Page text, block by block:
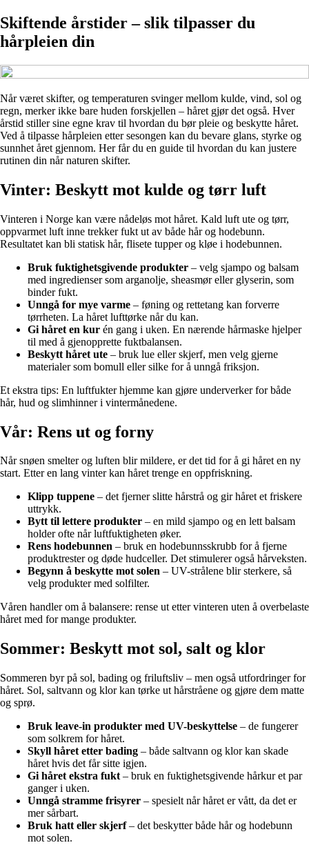
Skiftende årstider – slik tilpasser du
hårpleien din
Når været skifter, og temperaturen svinger mellom kulde, vind, sol og
regn, merker ikke bare huden forskjellen – håret gjør det også. Hver
årstid stiller sine egne krav til hvordan du bør pleie og beskytte håret.
Ved å tilpasse hårpleien etter sesongen kan du bevare glans, styrke og
sunnhet året gjennom. Her får du en guide til hvordan du kan justere
rutinen din når naturen skifter.
Vinter: Beskytt mot kulde og tørr luft
Vinteren i Norge kan være nådeløs mot håret. Kald luft ute og tørr,
oppvarmet luft inne trekker fukt ut av både hår og hodebunn.
Resultatet kan bli statisk hår, flisete tupper og kløe i hodebunnen.
Bruk fuktighetsgivende produkter – velg sjampo og balsam
med ingredienser som arganolje, sheasmør eller glyserin, som
binder fukt.
Unngå for mye varme – føning og rettetang kan forverre
tørrheten. La håret lufttørke når du kan.
Gi håret en kur én gang i uken. En nærende hårmaske hjelper
til med å gjenopprette fuktbalansen.
Beskytt håret ute – bruk lue eller skjerf, men velg gjerne
materialer som bomull eller silke for å unngå friksjon.
Et ekstra tips: En luftfukter hjemme kan gjøre underverker for både
hår, hud og slimhinner i vintermånedene.
Vår: Rens ut og forny
Når snøen smelter og luften blir mildere, er det tid for å gi håret en ny
start. Etter en lang vinter kan håret trenge en oppfriskning.
Klipp tuppene – det fjerner slitte hårstrå og gir håret et friskere
uttrykk.
Bytt til lettere produkter – en mild sjampo og en lett balsam
holder ofte når luftfuktigheten øker.
Rens hodebunnen – bruk en hodebunnsskrubb for å fjerne
produktrester og døde hudceller. Det stimulerer også hårveksten.
Begynn å beskytte mot solen – UV-strålene blir sterkere, så
velg produkter med solfilter.
Våren handler om å balansere: rense ut etter vinteren uten å overbelaste
håret med for mange produkter.
Sommer: Beskytt mot sol, salt og klor
Sommeren byr på sol, bading og friluftsliv – men også utfordringer for
håret. Sol, saltvann og klor kan tørke ut hårstråene og gjøre dem matte
og sprø.
Bruk leave-in produkter med UV-beskyttelse – de fungerer
som solkrem for håret.
Skyll håret etter bading – både saltvann og klor kan skade
håret hvis det får sitte igjen.
Gi håret ekstra fukt – bruk en fuktighetsgivende hårkur et par
ganger i uken.
Unngå stramme frisyrer – spesielt når håret er vått, da det er
mer sårbart.
Bruk hatt eller skjerf– det beskytter både hår og hodebunn
mot solen.